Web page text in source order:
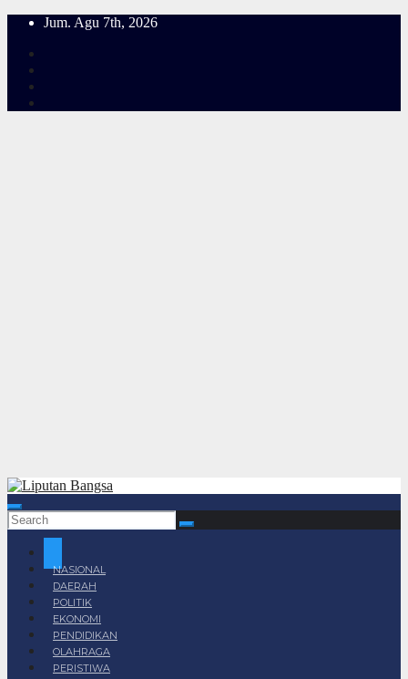
Skip
content
Jum. Agu 7th, 2026
NASIONAL
DAERAH
POLITIK
EKONOMI
PENDIDIKAN
OLAHRAGA
PERISTIWA